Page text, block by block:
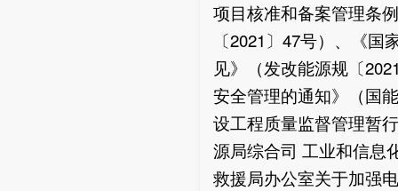
项目核准和备案管理条
〔2021〕47号）、《
见》（发改能源规〔
安全管理的通知》（国
设工程质量监督管理暂
源局综合司 工业和信息
救援局办公室关于加强